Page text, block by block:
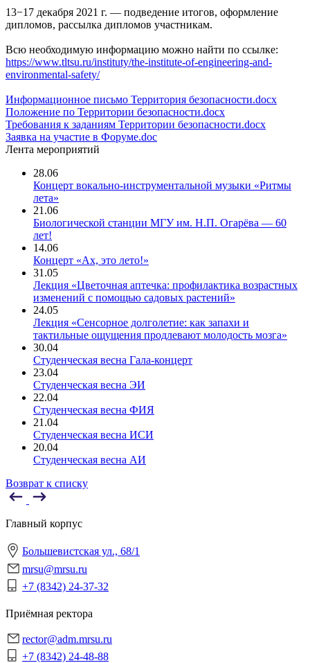
13−17 декабря 2021 г. — подведение итогов, оформление
дипломов, рассылка дипломов участникам.
Всю необходимую информацию можно найти по ссылке:
https://www.tltsu.ru/instituty/the-institute-of-engineering-and-
environmental-safety/
Информационное письмо Территория безопасности.docx
Положение по Территории безопасности.docx
Требования к заданиям Территории безопасности.docx
Заявка на участие в Форуме.doc
Лента мероприятий
28.06
Концерт вокально-инструментальной музыки «Ритмы
лета»
21.06
Биологической станции МГУ им. Н.П. Огарёва — 60
лет!
14.06
Концерт «Ах, это лето!»
31.05
Лекция «Цветочная аптечка: профилактика возрастных
изменений с помощью садовых растений»
24.05
Лекция «Сенсорное долголетие: как запахи и
тактильные ощущения продлевают молодость мозга»
30.04
Студенческая весна Гала-концерт
23.04
Студенческая весна ЭИ
22.04
Студенческая весна ФИЯ
21.04
Студенческая весна ИСИ
20.04
Студенческая весна АИ
Возврат к списку
Главный корпус
Большевистская ул., 68/1
mrsu@mrsu.ru
+7 (8342) 24-37-32
Приёмная ректора
rector@adm.mrsu.ru
+7 (8342) 24-48-88